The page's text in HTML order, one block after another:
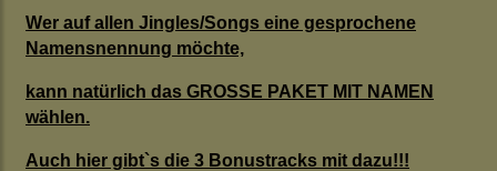
Wer auf allen Jingles/Songs eine gesprochene
Namensnennung möchte,
kann natürlich das GROSSE PAKET MIT NAMEN
wählen.
Auch hier gibt`s die 3 Bonustracks mit dazu!!!